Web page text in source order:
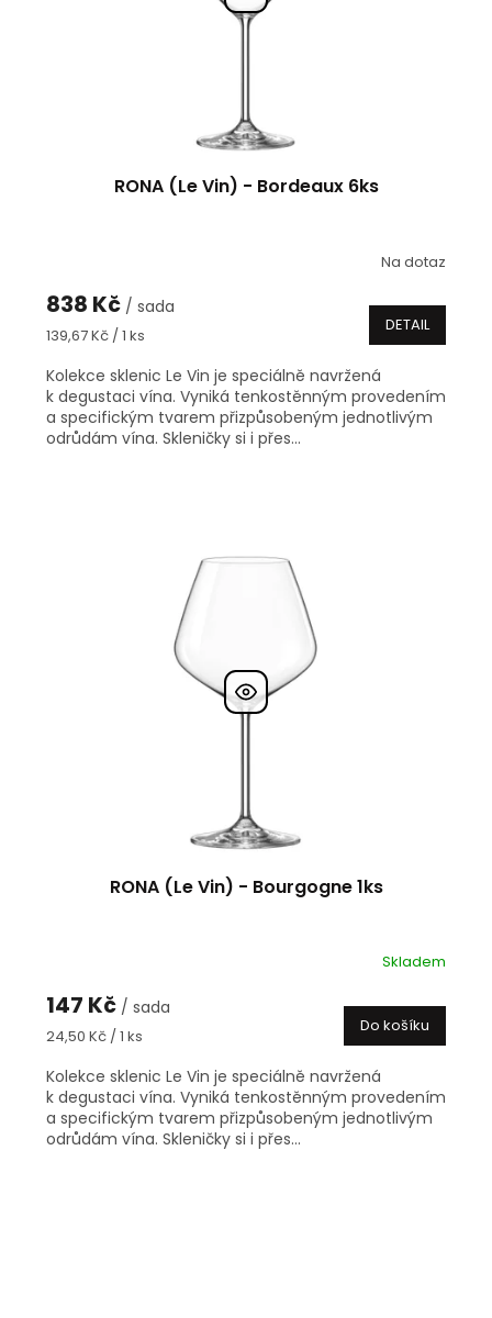
RONA (Le Vin) - Bordeaux 6ks
Na dotaz
838 Kč / sada
Měrná
139,67 Kč / 1 ks
DETAIL
Kolekce sklenic Le Vin je speciálně navržená
k degustaci vína. Vyniká tenkostěnným provedením
a specifickým tvarem přizpůsobeným jednotlivým
odrůdám vína. Skleničky si i přes...
RONA (Le Vin) - Bourgogne 1ks
Skladem
147 Kč / sada
Měrná
24,50 Kč / 1 ks
Do košíku
Kolekce sklenic Le Vin je speciálně navržená
k degustaci vína. Vyniká tenkostěnným provedením
a specifickým tvarem přizpůsobeným jednotlivým
odrůdám vína. Skleničky si i přes...